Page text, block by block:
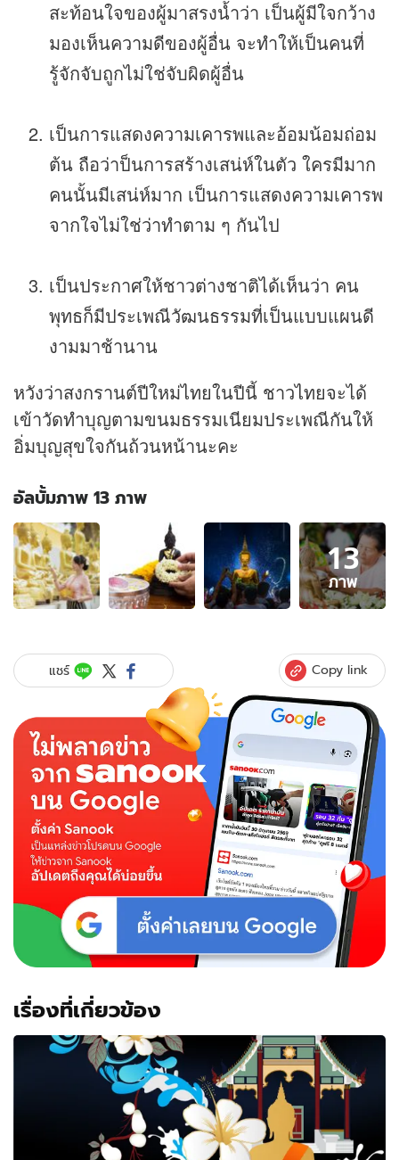
สะท้อนใจของผู้มาสรงน้ำว่า เป็นผู้มีใจกว้าง
มองเห็นความดีของผู้อื่น จะทำให้เป็นคนที่
รู้จักจับถูกไม่ใช่จับผิดผู้อื่น
เป็นการแสดงความเคารพและอ้อมน้อมถ่อม
ต้น ถือว่าป็นการสร้างเสน่ห์ในตัว ใครมีมาก
คนนั้นมีเสน่ห์มาก เป็นการแสดงความเคารพ
จากใจไม่ใช่ว่าทำตาม ๆ กันไป
เป็นประกาศให้ชาวต่างชาติได้เห็นว่า คน
พุทธก็มีประเพณีวัฒนธรรมที่เป็นแบบแผนดี
งามมาช้านาน
หวังว่าสงกรานต์ปีใหม่ไทยในปีนี้ ชาวไทยจะได้
เข้าวัดทำบุญตามขนมธรรมเนียมประเพณีกันให้
อิ่มบุญสุขใจกันถ้วนหน้านะคะ
อัลบั้มภาพ 13 ภาพ
อัลบั้ม
ภาพ
13
ภาพ
ของ
พระ"
เสริม
ใน
วัน
สงกรานต์
13
ภาพ
แชร์ Copy link
เรื่องที่เกี่ยวข้อง